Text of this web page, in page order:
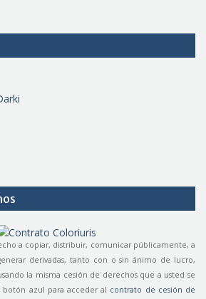
a copiar, distribuir, comunicar públicamente, a
derivadas, tanto con o sin ánimo de lucro,
la misma cesión de derechos que a usted se
azul para acceder al contrato de cesión de